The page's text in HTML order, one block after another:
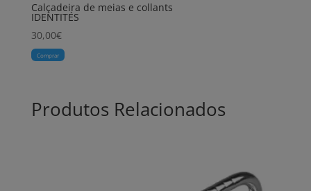
Calçadeira de meias e collants
IDENTITÉS
30,00€
Comprar
Produtos Relacionados